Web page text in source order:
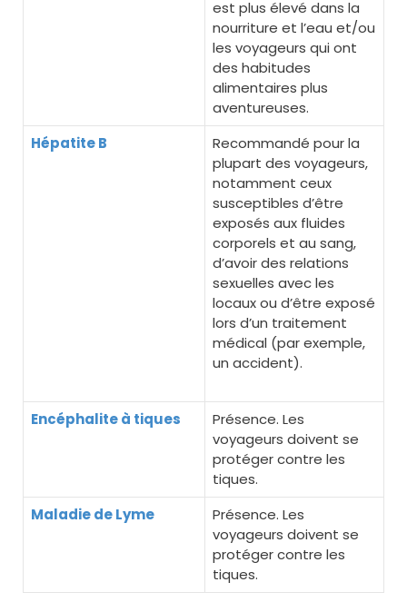
est plus élevé dans la
nourriture et l’eau et/ou
les voyageurs qui ont
des habitudes
alimentaires plus
aventureuses.
Hépatite B
Recommandé pour la
plupart des voyageurs,
notamment ceux
susceptibles d’être
exposés aux fluides
corporels et au sang,
d’avoir des relations
sexuelles avec les
locaux ou d’être exposé
lors d’un traitement
médical (par exemple,
un accident).
Encéphalite à tiques
Présence. Les
voyageurs doivent se
protéger contre les
tiques.
Maladie de Lyme
Présence. Les
voyageurs doivent se
protéger contre les
tiques.